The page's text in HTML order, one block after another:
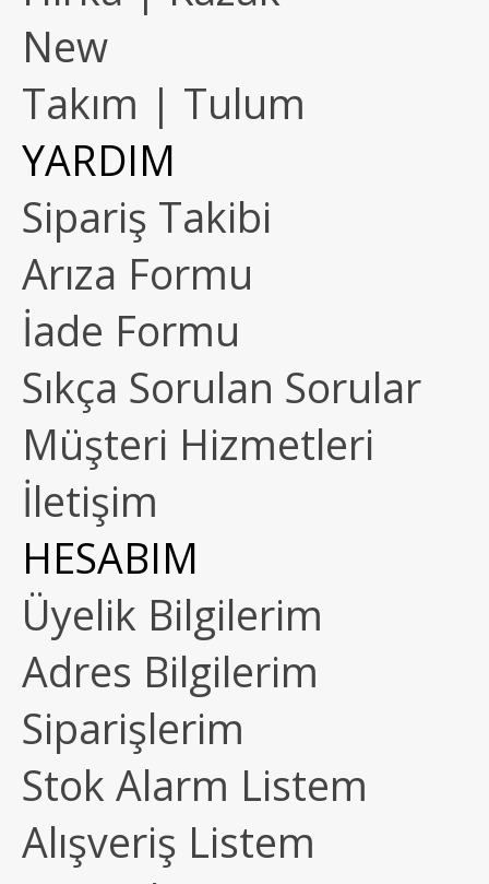
New
Takım | Tulum
YARDIM
Sipariş Takibi
Arıza Formu
İade Formu
Sıkça Sorulan Sorular
Müşteri Hizmetleri
İletişim
HESABIM
Üyelik Bilgilerim
Adres Bilgilerim
Siparişlerim
Stok Alarm Listem
Alışveriş Listem